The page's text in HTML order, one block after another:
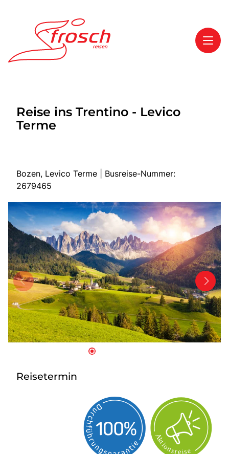
Highlights
Service
Mehrtagesreisen
Tagesreisen
Bus anmieten
Transporte
Kataloge
Service & Kontakt
Reise ins Trentino - Levico
Terme
Bozen, Levico Terme | Busreise-Nummer:
2679465
Reisetermin